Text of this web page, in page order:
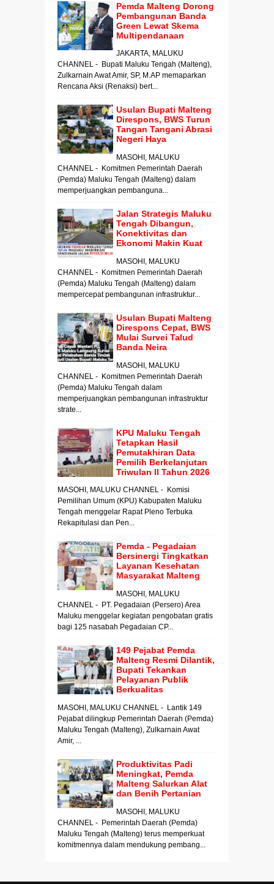
Pemda Malteng Dorong
Pembangunan Banda
Green Lewat Skema
Multipendanaan
JAKARTA, MALUKU
CHANNEL - Bupati Maluku Tengah (Malteng),
Zulkarnain Awat Amir, SP, M.AP memaparkan
Rencana Aksi (Renaksi) bert...
Usulan Bupati Malteng
Direspons, BWS Turun
Tangan Tangani Abrasi
Negeri Haya
MASOHI, MALUKU
CHANNEL - Komitmen Pemerintah Daerah
(Pemda) Maluku Tengah (Malteng) dalam
memperjuangkan pembanguna...
Jalan Strategis Maluku
Tengah Dibangun,
Konektivitas dan
Ekonomi Makin Kuat
MASOHI, MALUKU
CHANNEL - Komitmen Pemerintah Daerah
(Pemda) Maluku Tengah (Malteng) dalam
mempercepat pembangunan infrastruktur...
Usulan Bupati Malteng
Direspons Cepat, BWS
Mulai Survei Talud
Banda Neira
MASOHI, MALUKU
CHANNEL - Komitmen Pemerintah Daerah
(Pemda) Maluku Tengah dalam
memperjuangkan pembangunan infrastruktur
strate...
KPU Maluku Tengah
Tetapkan Hasil
Pemutakhiran Data
Pemilih Berkelanjutan
Triwulan II Tahun 2026
MASOHI, MALUKU CHANNEL - Komisi
Pemilihan Umum (KPU) Kabupaten Maluku
Tengah menggelar Rapat Pleno Terbuka
Rekapitulasi dan Pen...
Pemda - Pegadaian
Bersinergi Tingkatkan
Layanan Kesehatan
Masyarakat Malteng
MASOHI, MALUKU
CHANNEL - PT. Pegadaian (Persero) Area
Maluku menggelar kegiatan pengobatan gratis
bagi 125 nasabah Pegadaian CP...
149 Pejabat Pemda
Malteng Resmi Dilantik,
Bupati Tekankan
Pelayanan Publik
Berkualitas
MASOHI, MALUKU CHANNEL - Lantik 149
Pejabat dilingkup Pemerintah Daerah (Pemda)
Maluku Tengah (Malteng), Zulkarnain Awat
Amir, ...
Produktivitas Padi
Meningkat, Pemda
Malteng Salurkan Alat
dan Benih Pertanian
MASOHI, MALUKU
CHANNEL - Pemerintah Daerah (Pemda)
Maluku Tengah (Malteng) terus memperkuat
komitmennya dalam mendukung pembang...